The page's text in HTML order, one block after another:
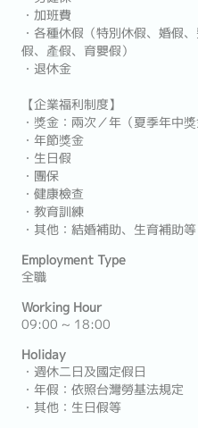
・加班費
・各種休假（特別休假、婚假
假、產假、育嬰假）
・退休金
【企業福利制度】
・獎金：兩次／年（夏季年中
・年節獎金
・生日假
・團保
・健康檢查
・教育訓練
・其他：結婚補助、生育補助等
Employment Type
全職
Working Hour
09:00 ~ 18:00
Holiday
・週休二日及國定假日
・年假：依照台灣勞基法規定
・其他：生日假等